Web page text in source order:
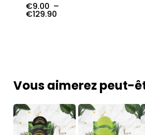
€9.00 –
€129.90Plage
Vous aimerez peut-